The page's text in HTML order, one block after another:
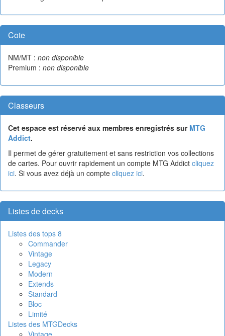
Cote
NM/MT : non disponible
Premium : non disponible
Classeurs
Cet espace est réservé aux membres enregistrés sur MTG
Addict.
Il permet de gérer gratuitement et sans restriction vos collections
de cartes. Pour ouvrir rapidement un compte MTG Addict cliquez
ici. Si vous avez déjà un compte cliquez ici.
Listes de decks
Listes des tops 8
Commander
Vintage
Legacy
Modern
Extends
Standard
Bloc
Limité
Listes des MTGDecks